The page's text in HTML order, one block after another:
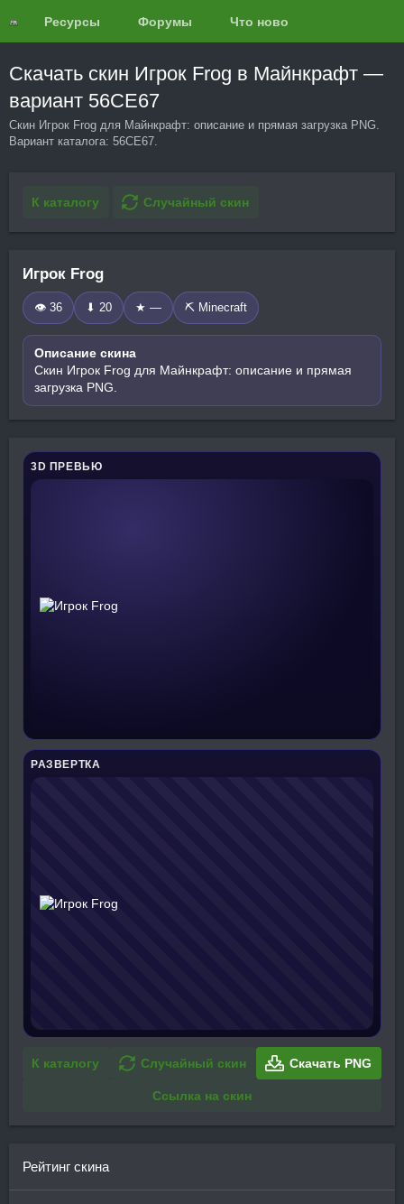
Ресурсы Форумы Что нового?
Скачать скин Игрок Frog в Майнкрафт —
вариант 56CE67
Скин Игрок Frog для Майнкрафт: описание и прямая загрузка PNG.
Вариант каталога: 56CE67.
К каталогу Случайный скин
Игрок Frog
👁 36 ⬇ 20 ★ — ⛏️ Minecraft
Описание скина
Скин Игрок Frog для Майнкрафт: описание и прямая
загрузка PNG.
3D ПРЕВЬЮ
РАЗВЕРТКА
К каталогу Случайный скин Скачать PNG
Ссылка на скин
Рейтинг скина